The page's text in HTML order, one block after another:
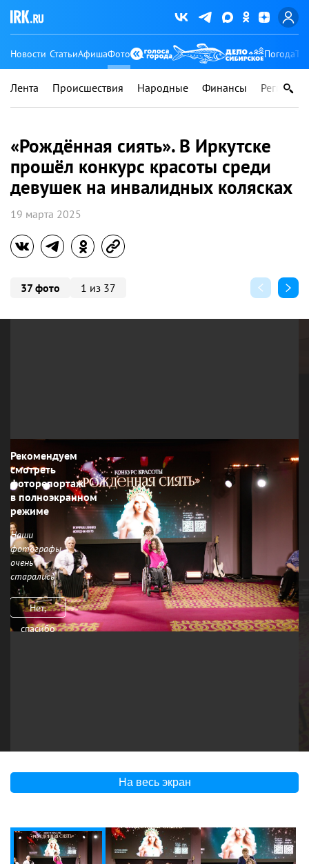
Новости СтатьиАфишаФото Погода
Лента Происшествия Народные Финансы Регионы
«Рождённая сиять». В Иркутске
прошёл конкурс красоты среди
девушек на инвалидных колясках
19 марта 2025
37 фото 1 из 37
Рекомендуем
смотреть
фоторепортаж
в полноэкранном
режиме
Наши
фотографы
очень
старались
Нет,
спасибо
На весь экран